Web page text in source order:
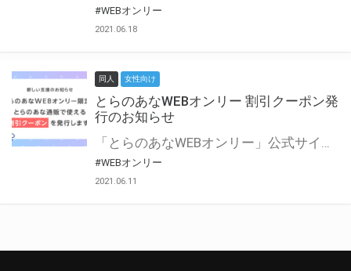
#WEBオンリー
2021.06.18
同人 女性向け
とらのあなWEBオンリー 割引クーポン発
行のお知らせ
「とらのあなWEBオンリー」公式サイトでとらのあな通販の「割引クーポン」を配布中！ イベントごとに開催当日限定で使える割引クーポンのシリアルコードを発行します。 とらのあなWEBオンリーのページをチェックして、イベント当日にお得にお買い物を楽しみましょう♪ ※本キャンペーンは予告なく終了する場合がございます。 とらのあなWEBオンリーサイトはこちら
#WEBオンリー
2021.06.11